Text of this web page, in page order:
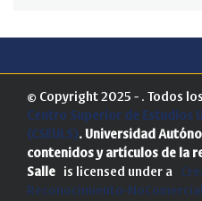
© Copyright 2025 - . Todos
Centro Superior de Estudios
(CSEULS). Universidad
contenidos y artículos de la
Salle is licensed under a
Reconocimiento-